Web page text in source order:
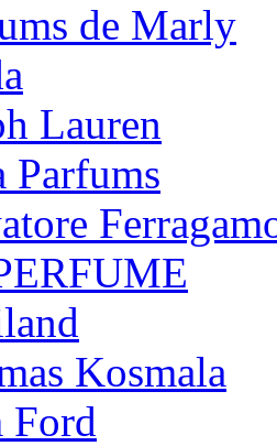
de Marly
Lauren
Parfums
Kosmala
Ford